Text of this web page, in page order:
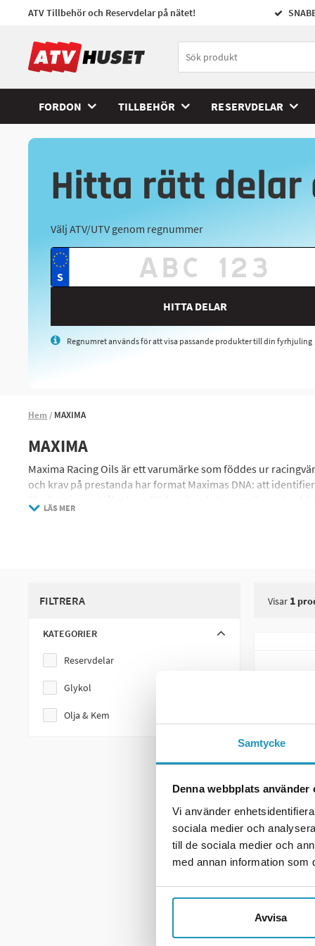
Samtycke
Denna webbplats använder
Vi använder
sociala medier och
till de sociala medier och
med annan information som
Avvisa
ATV Tillbehör och Reservdelar på nätet!
FORDON TILLBEHÖR RESERVDELAR
Hitta rätt delar
Välj ATV/UTV genom regnummer
HITTA DELAR
Regnumret används för att visa passande produkter till din fyrhjuling
Hem MAXIMA
MAXIMA
Maxima Racing Oils är ett varumärke som föddes ur
och krav på prestanda har format Maximas DNA: att
finns bland annat motoroljor, stötdämparvätskor,
Med användning i över 50 länder och ett arv som präglats
racingindustrin. Genom ett starkt engagemang i sport-
som söker det allra bästa inom prestanda och kvalitet.
LÄS MER
FILTRERA
KATEGORIER
Reservdelar
Glykol
Olja & Kem
Visar 1
MAXIMA
Maxima
Grön
7 I